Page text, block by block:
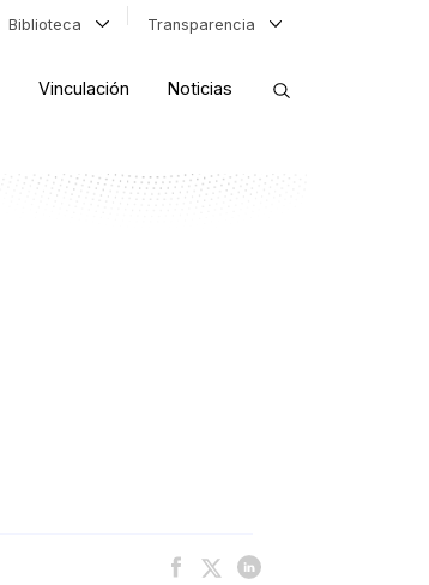
Biblioteca Transparencia
Vinculación Noticias